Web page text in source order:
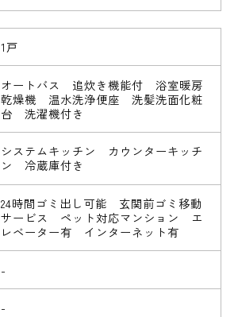
1戸
オートバス 追炊き機能付 浴室暖房
乾燥機 温水洗浄便座 洗髪洗面化粧
台 洗濯機付き
システムキッチン カウンターキッチ
ン 冷蔵庫付き
24時間ゴミ出し可能 玄関前ゴミ移動
サービス ペット対応マンション エ
レベーター有 インターネット有
-
-